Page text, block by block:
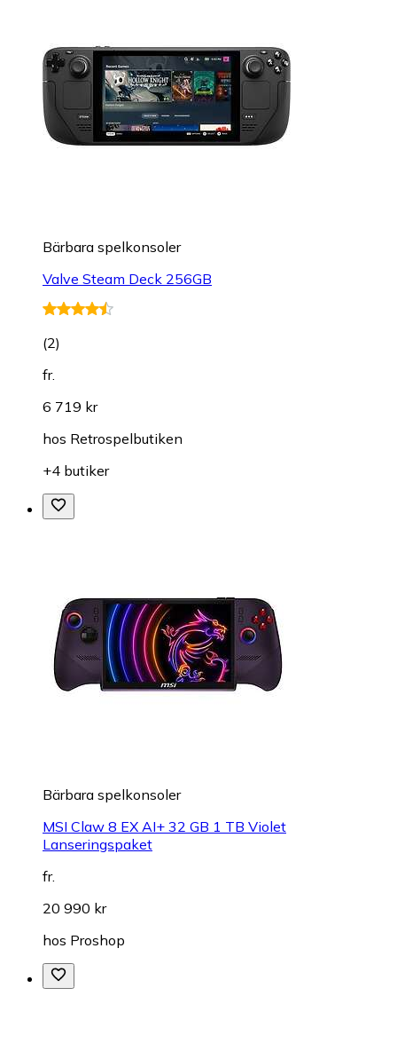
Bärbara spelkonsoler
Valve Steam Deck 256GB
(2)
fr.
6 719 kr
hos Retrospelbutiken
+4 butiker
Bärbara spelkonsoler
MSI Claw 8 EX AI+ 32 GB 1 TB Violet
Lanseringspaket
fr.
20 990 kr
hos Proshop